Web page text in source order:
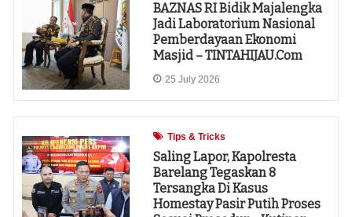
‎BAZNAS RI Bidik Majalengka
Jadi Laboratorium Nasional
Pemberdayaan Ekonomi
Masjid – TINTAHIJAU.com
25 July 2026
Tips & Tricks
Saling Lapor, Kapolresta
Barelang Tegaskan 8
Tersangka Di Kasus
Homestay Pasir Putih Proses